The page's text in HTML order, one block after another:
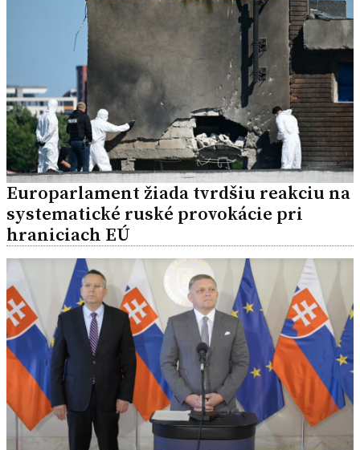
Europarlament žiada tvrdšiu reakciu na
systematické ruské provokácie pri
hraniciach EÚ